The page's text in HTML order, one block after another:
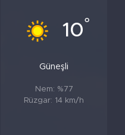
10°
Güneşli
Nem: %77
Rüzgar: 14 km/h